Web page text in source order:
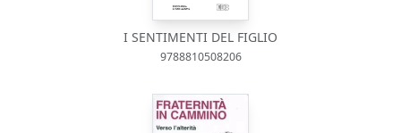
I SENTIMENTI DEL FIGLIO
9788810508206